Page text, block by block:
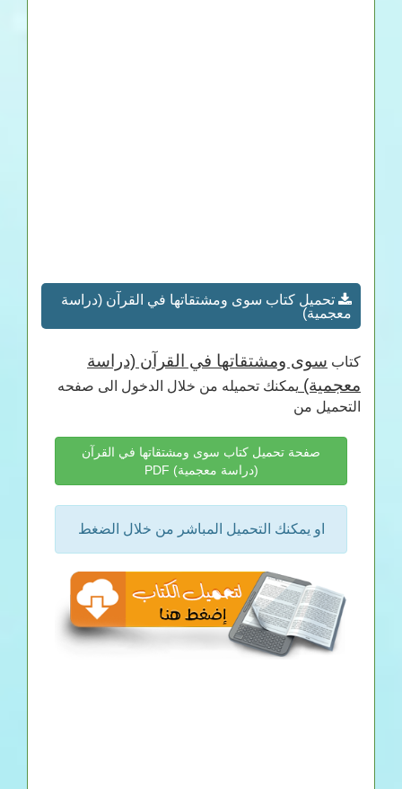
تحميل كتاب سوى ومشتقاتها في القرآن (دراسة
معجمية)
كتاب سوى ومشتقاتها في القرآن (دراسة
معجمية) يمكنك تحميله من خلال الدخول الى صفحه
التحميل من
صفحة تحميل كتاب سوى ومشتقاتها في القرآن
(دراسة معجمية) PDF
او يمكنك التحميل المباشر من خلال الضغط